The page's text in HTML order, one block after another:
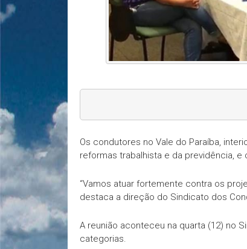
Os condutores no Vale do Paraíba,
reformas trabalhista e da previdência,
“Vamos atuar fortemente contra os
destaca a direção do Sindicato dos
A reunião aconteceu na quarta (12) no
categorias.